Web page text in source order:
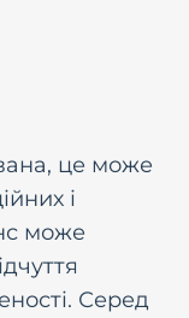
це може
і
може
Серед